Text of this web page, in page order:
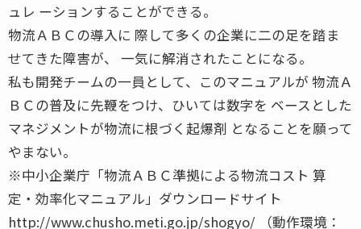
ュレ ーションすることができる。
物流ＡＢＣの導入に 際して多くの企業に二の足を踏ま
せてきた障害が、 一気に解消されたことになる。
私も開発チームの一員として、このマニュアルが 物流Ａ
ＢＣの普及に先鞭をつけ、ひいては数字を ベースとした
マネジメントが物流に根づく起爆剤 となることを願って
やまない。
※中小企業庁「物流ＡＢＣ準拠による物流コスト 算
定・効率化マニュアル」ダウンロードサイト
http://www.chusho.meti.go.jp/shogyo/ （動作環境：